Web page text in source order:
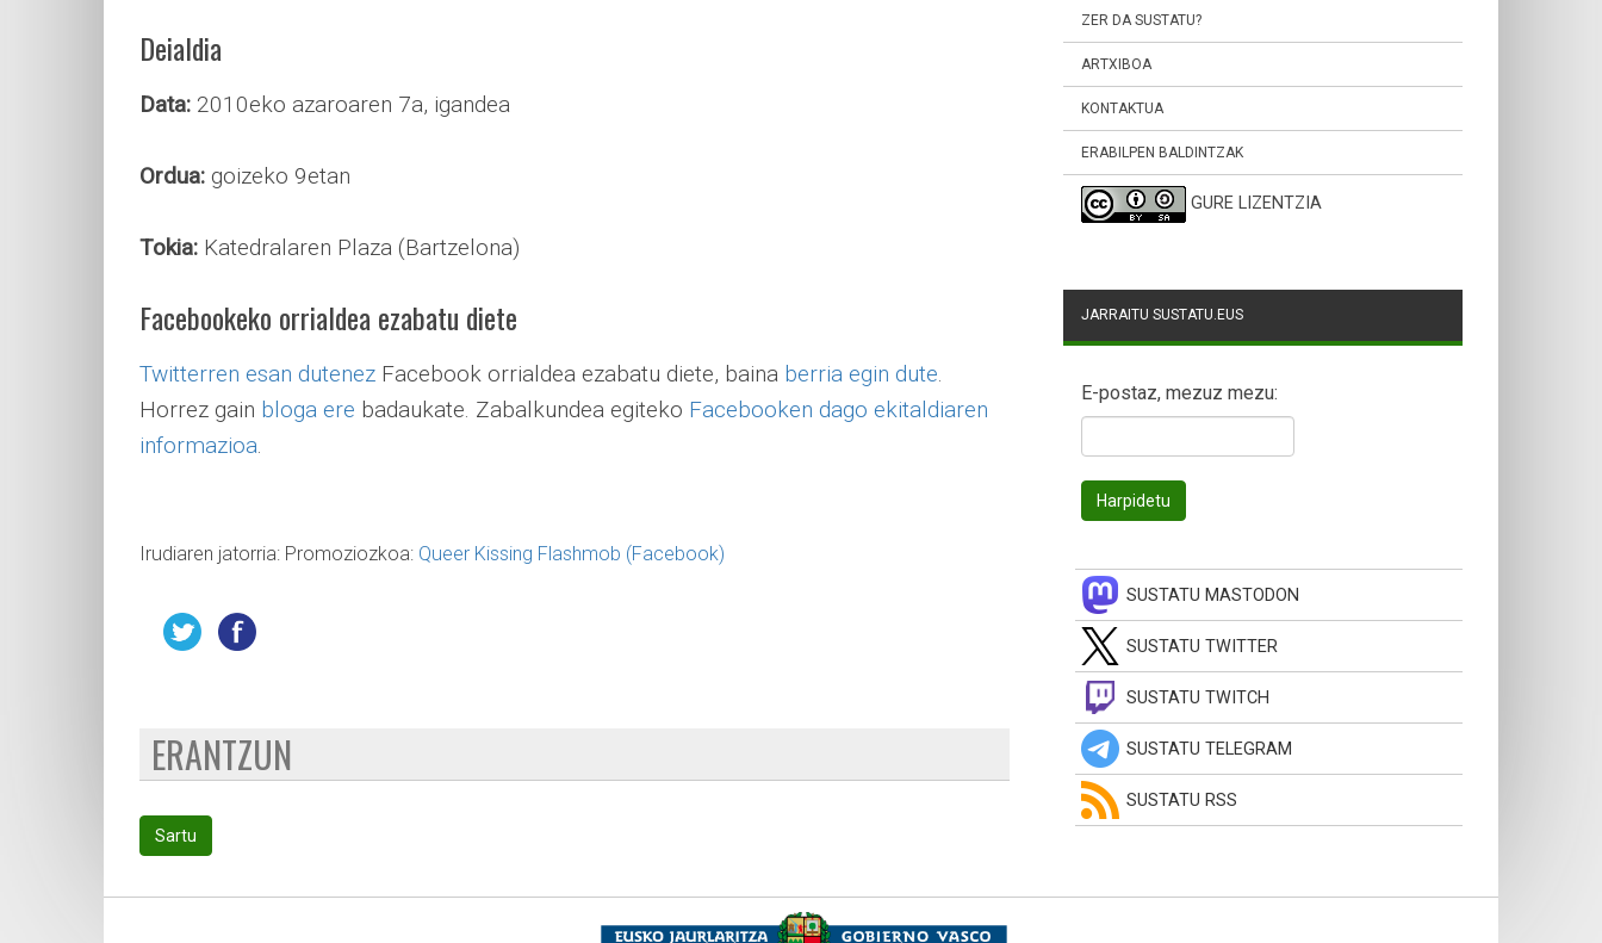
Deialdia
Data: 2010eko azaroaren 7a, igandea
Ordua: goizeko 9etan
Tokia: Katedralaren Plaza (Bartzelona)
Facebookeko orrialdea ezabatu diete
Twitterren esan dutenez Facebook orrialdea ezabatu diete, baina berria egin dute.
Horrez gain bloga ere badaukate. Zabalkundea egiteko Facebooken dago ekitaldiaren
informazioa.
Irudiaren jatorria: Promoziozkoa: Queer Kissing Flashmob (Facebook)
ERANTZUN
Sartu
ZER DA SUSTATU?
ARTXIBOA
KONTAKTUA
ERABILPEN BALDINTZAK
GURE LIZENTZIA
JARRAITU SUSTATU.EUS
E-postaz, mezuz mezu:
SUSTATU MASTODON
SUSTATU TWITTER
SUSTATU TWITCH
SUSTATU TELEGRAM
SUSTATU RSS